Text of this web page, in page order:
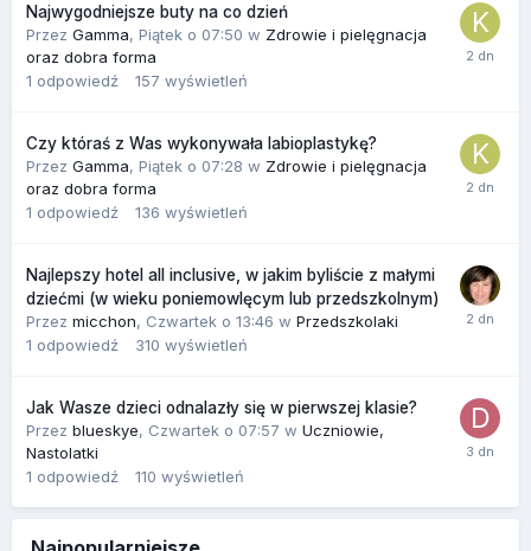
Najwygodniejsze buty na co dzień
Przez Gamma, Piątek o 07:50 w Zdrowie i pielęgnacja
oraz dobra forma
1 odpowiedź 157 wyświetleń
Czy któraś z Was wykonywała labioplastykę?
Przez Gamma, Piątek o 07:28 w Zdrowie i pielęgnacja
oraz dobra forma
1 odpowiedź 136 wyświetleń
Najlepszy hotel all inclusive, w jakim byliście z małymi
dziećmi (w wieku poniemowlęcym lub przedszkolnym)
Przez micchon, Czwartek o 13:46 w Przedszkolaki
1 odpowiedź 310 wyświetleń
Jak Wasze dzieci odnalazły się w pierwszej klasie?
Przez blueskye, Czwartek o 07:57 w Uczniowie,
Nastolatki
1 odpowiedź 110 wyświetleń